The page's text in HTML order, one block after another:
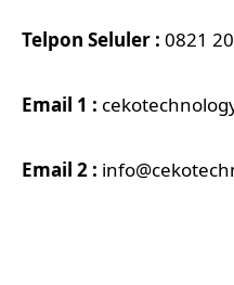
Telpon Seluler : 0821
Email 1 :
Email 2 :